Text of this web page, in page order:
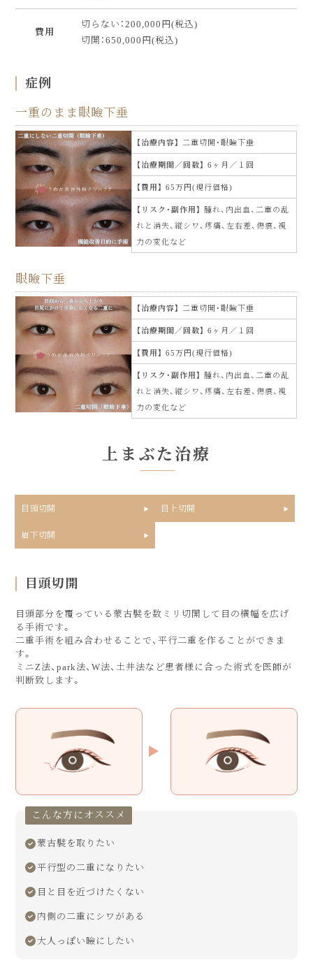
費用
切らない：200,000円(税込)
切開：650,000円(税込)
症例
一重のまま眼瞼下垂
治療内容 二重切開・眼瞼下垂
治療期間／回数 6ヶ月／１回
費用 65万円(現行価格)
リスク・副作用
腫れ、内出血、二重の乱
れと消失、縦シワ、疼痛、左右差、傷痕、視
力の変化など
眼瞼下垂
治療内容 二重切開・眼瞼下垂
治療期間／回数 6ヶ月／１回
費用 65万円(現行価格)
リスク・副作用
腫れ、内出血、二重の乱
れと消失、縦シワ、疼痛、左右差、傷痕、視
力の変化など
上まぶた治療
目頭切開 目上切開
眉下切開
目頭切開
目頭部分を覆っている蒙古襞を数ミリ切開して目の横幅を広げ
る手術です。
二重手術を組み合わせることで、平行二重を作ることができま
す。
ミニZ法、park法、W法、土井法など患者様に合った術式を医師が
判断致します。
こんな方にオススメ
蒙古襞を取りたい
平行型の二重になりたい
目と目を近づけたくない
内側の二重にシワがある
大人っぽい瞼にしたい